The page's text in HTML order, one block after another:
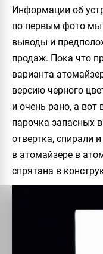
Информации об
по первым фото мы
выводы и
продаж. Пока что
варианта
версию черного
и очень рано, а вот
парочка запасных
отвертка, спирали
в атомайзере в
спрятана в